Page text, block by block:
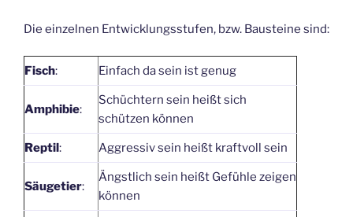
Die einzelnen Entwicklungsstufen, bzw. Bausteine sind:
Fisch: Einfach da sein ist genug
Amphibie:
Schüchtern sein heißt sich
schützen können
Reptil: Aggressiv sein heißt kraftvoll sein
Säugetier:
Ängstlich sein heißt Gefühle zeigen
können